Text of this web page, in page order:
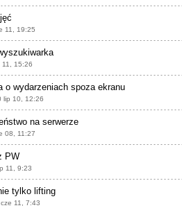
11, 19:25
11, 15:26
o wydarzeniach spoza ekranu
lip 10, 12:26
na serwerze
08, 11:27
PW
11, 9:23
tylko lifting
11, 7:43